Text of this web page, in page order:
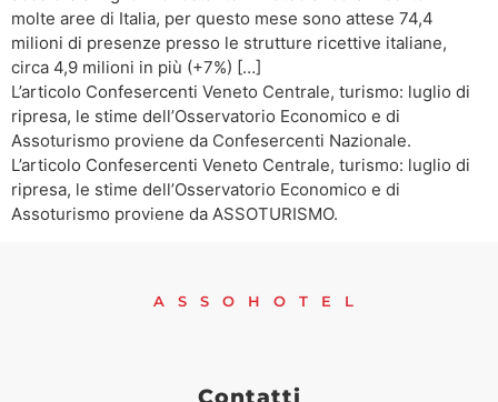
molte aree di Italia, per questo mese sono attese 74,4
milioni di presenze presso le strutture ricettive italiane,
circa 4,9 milioni in più (+7%) […]
L’articolo Confesercenti Veneto Centrale, turismo: luglio di
ripresa, le stime dell’Osservatorio Economico e di
Assoturismo proviene da Confesercenti Nazionale.
L’articolo Confesercenti Veneto Centrale, turismo: luglio di
ripresa, le stime dell’Osservatorio Economico e di
Assoturismo proviene da ASSOTURISMO.
ASSOHOTEL
Contatti